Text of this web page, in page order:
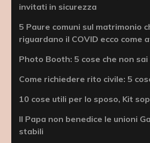
invitati in sicurezza
5 Paure comuni sul matrimonio
riguardano il COVID ecco come
Photo Booth: 5 cose che non sai
Come richiedere rito civile: 5
10 cose utili per lo sposo, Kit
Il Papa non benedice le unioni
stabili